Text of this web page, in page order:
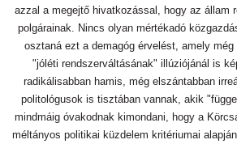
azzal a megejtő hivatkozással, hogy az állam
polgárainak. Nincs olyan mértékadó
osztaná ezt a demagóg érvelést, amely
"jóléti rendszerváltásának" illúziójánál is
radikálisabban hamis, még elszántabban
politológusok is tisztában vannak, akik
mindmáig óvakodnak kimondani, hogy a
méltányos politikai küzdelem kritériumai